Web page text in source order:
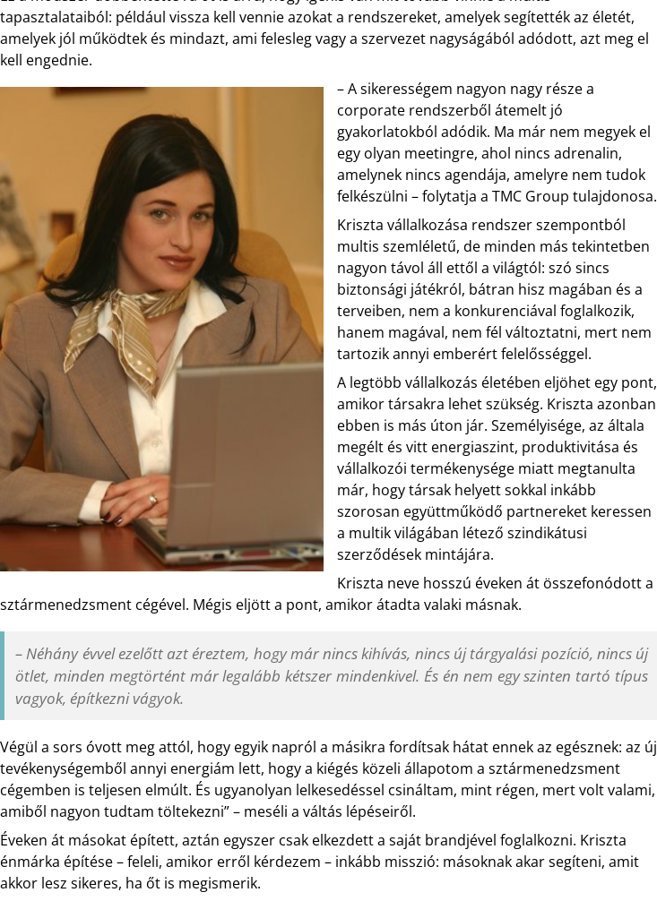
tapasztalataiból: például vissza kell vennie azokat a rendszereket, amelyek segítették az életét,
amelyek jól működtek és mindazt, ami felesleg vagy a szervezet nagyságából adódott, azt meg el
kell engednie.
– A sikerességem nagyon nagy része a
corporate rendszerből átemelt jó
gyakorlatokból adódik. Ma már nem megyek el
egy olyan meetingre, ahol nincs adrenalin,
amelynek nincs agendája, amelyre nem tudok
felkészülni – folytatja a TMC Group tulajdonosa.
Kriszta vállalkozása rendszer szempontból
multis szemléletű, de minden más tekintetben
nagyon távol áll ettől a világtól: szó sincs
biztonsági játékról, bátran hisz magában és a
terveiben, nem a konkurenciával foglalkozik,
hanem magával, nem fél változtatni, mert nem
tartozik annyi emberért felelősséggel.
A legtöbb vállalkozás életében eljöhet egy pont,
amikor társakra lehet szükség. Kriszta azonban
ebben is más úton jár. Személyisége, az általa
megélt és vitt energiaszint, produktivitása és
vállalkozói termékenysége miatt megtanulta
már, hogy társak helyett sokkal inkább
szorosan együttműködő partnereket keressen
a multik világában létező szindikátusi
szerződések mintájára.
Kriszta neve hosszú éveken át összefonódott a
sztármenedzsment cégével. Mégis eljött a pont, amikor átadta valaki másnak.
– Néhány évvel ezelőtt azt éreztem, hogy már nincs kihívás, nincs új tárgyalási pozíció, nincs új
ötlet, minden megtörtént már legalább kétszer mindenkivel. És én nem egy szinten tartó típus
vagyok, építkezni vágyok.
Végül a sors óvott meg attól, hogy egyik napról a másikra fordítsak hátat ennek az egésznek: az új
tevékenységemből annyi energiám lett, hogy a kiégés közeli állapotom a sztármenedzsment
cégemben is teljesen elmúlt. És ugyanolyan lelkesedéssel csináltam, mint régen, mert volt valami,
amiből nagyon tudtam töltekezni” – meséli a váltás lépéseiről.
Éveken át másokat épített, aztán egyszer csak elkezdett a saját brandjével foglalkozni. Kriszta
énmárka építése – feleli, amikor erről kérdezem – inkább misszió: másoknak akar segíteni, amit
akkor lesz sikeres, ha őt is megismerik.